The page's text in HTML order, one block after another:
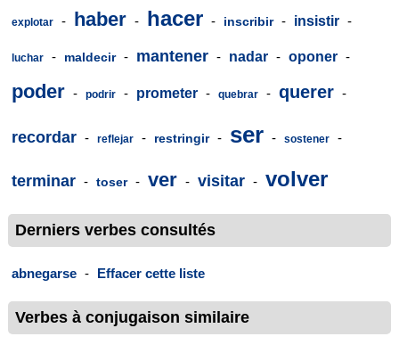
explotar - haber - hacer - inscribir - insistir -
luchar - maldecir - mantener - nadar - oponer -
poder - podrir - prometer - quebrar - querer -
recordar - reflejar - restringir - ser - sostener -
terminar - toser - ver - visitar - volver
Derniers verbes consultés
abnegarse - Effacer cette liste
Verbes à conjugaison similaire